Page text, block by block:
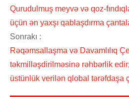
Qurudulmuş meyvə və qoz-
üçün ən yaxşı qablaşdırma
Sonrakı :
Rəqəmsallaşma və Davamlılıq
təkmilləşdirilməsinə rəhbərlik
üstünlük verilən qlobal tərəfdaşa